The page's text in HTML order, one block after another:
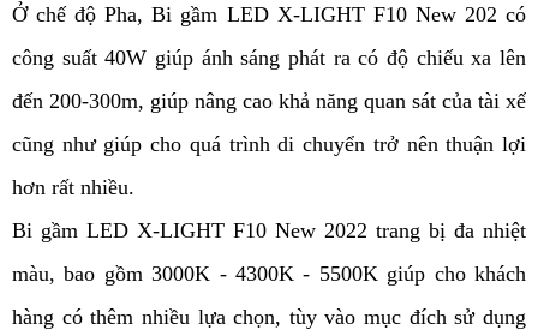
Ở chế độ Pha, Bi gầm LED X-LIGHT F10 New 202 có
công suất 40W giúp ánh sáng phát ra có độ chiếu xa lên
đến 200-300m, giúp nâng cao khả năng quan sát của tài xế
cũng như giúp cho quá trình di chuyển trở nên thuận lợi
hơn rất nhiều.
Bi gầm LED X-LIGHT F10 New 2022 trang bị đa nhiệt
màu, bao gồm 3000K - 4300K - 5500K giúp cho khách
hàng có thêm nhiều lựa chọn, tùy vào mục đích sử dụng